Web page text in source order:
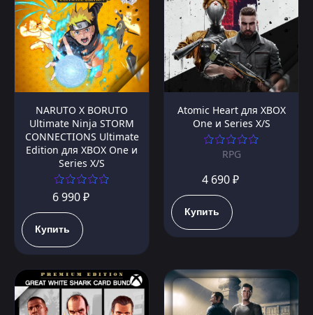
NARUTO X BORUTO
Ultimate Ninja STORM
CONNECTIONS Ultimate
Edition для XBOX One и
Series X/S
6 990 ₽
Купить
Atomic Heart для XBOX
One и Series X/S
RPG
4 690 ₽
Купить